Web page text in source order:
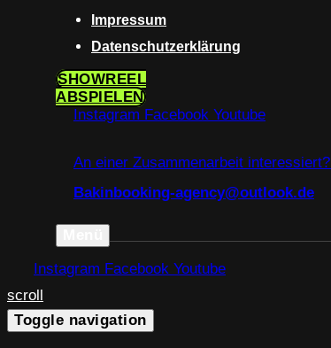
Impressum
Datenschutzerklärung
SHOWREEL
ABSPIELEN
Instagram Facebook Youtube
An einer Zusammenarbeit interessiert?
Bakinbooking-agency@outlook.de
Instagram Facebook Youtube
scroll
Toggle navigation